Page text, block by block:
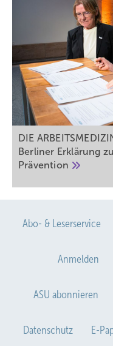
DIE
Berliner Erklärung
Prävention
Abo- & Leserservice
Anmelden
ASU abonnieren
Datenschutz E-